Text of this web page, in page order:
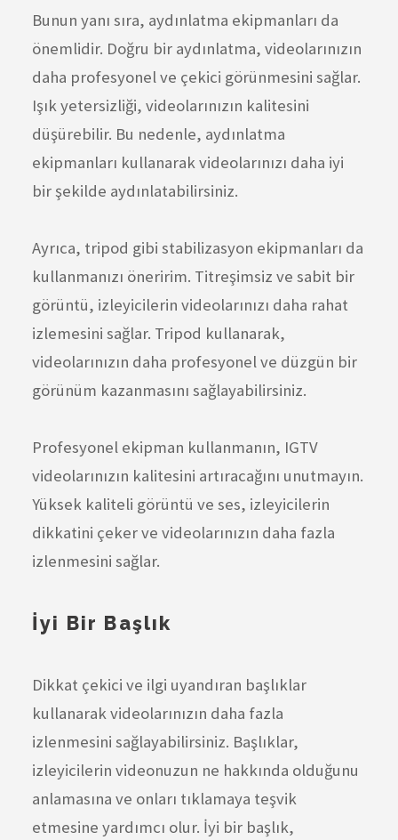
Bunun yanı sıra, aydınlatma ekipmanları da
önemlidir. Doğru bir aydınlatma, videolarınızın
daha profesyonel ve çekici görünmesini sağlar.
Işık yetersizliği, videolarınızın kalitesini
düşürebilir. Bu nedenle, aydınlatma
ekipmanları kullanarak videolarınızı daha iyi
bir şekilde aydınlatabilirsiniz.
Ayrıca, tripod gibi stabilizasyon ekipmanları da
kullanmanızı öneririm. Titreşimsiz ve sabit bir
görüntü, izleyicilerin videolarınızı daha rahat
izlemesini sağlar. Tripod kullanarak,
videolarınızın daha profesyonel ve düzgün bir
görünüm kazanmasını sağlayabilirsiniz.
Profesyonel ekipman kullanmanın, IGTV
videolarınızın kalitesini artıracağını unutmayın.
Yüksek kaliteli görüntü ve ses, izleyicilerin
dikkatini çeker ve videolarınızın daha fazla
izlenmesini sağlar.
İyi Bir Başlık
Dikkat çekici ve ilgi uyandıran başlıklar
kullanarak videolarınızın daha fazla
izlenmesini sağlayabilirsiniz. Başlıklar,
izleyicilerin videonuzun ne hakkında olduğunu
anlamasına ve onları tıklamaya teşvik
etmesine yardımcı olur. İyi bir başlık,